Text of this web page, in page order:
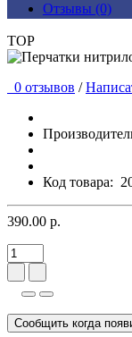
Отзывы (0)
TOP
0 отзывов /
Код товара:
390.00 р.
Сообщить когда